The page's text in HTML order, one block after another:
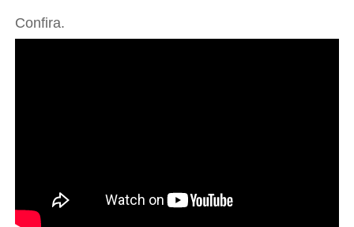
Confira.